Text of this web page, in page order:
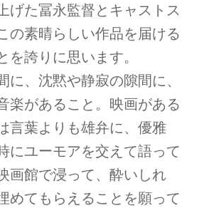
げた冨永監督とキャストス
の素晴らしい作品を届ける
を誇りに思います。
に、沈黙や静寂の隙間に、
楽があること。映画がある
言葉よりも雄弁に、優雅
にユーモアを交えて語って
画館で浸って、酔いしれ
めてもらえることを願って